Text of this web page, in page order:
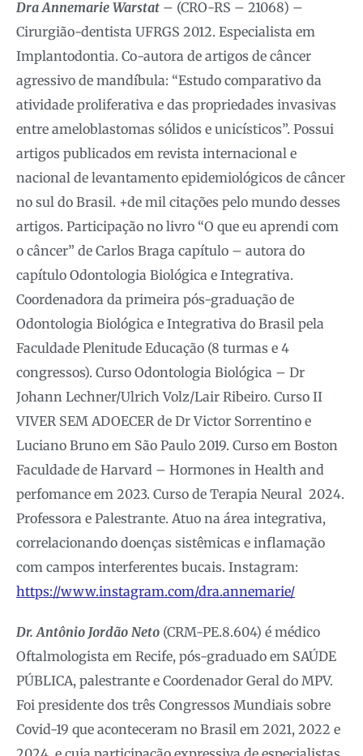
Dra Annemarie Warstat – (CRO-RS – 21068) –
Cirurgião-dentista UFRGS 2012. Especialista em
Implantodontia. Co-autora de artigos de câncer
agressivo de mandíbula: “Estudo comparativo da
atividade proliferativa e das propriedades invasivas
entre ameloblastomas sólidos e unicísticos”. Possui
artigos publicados em revista internacional e
nacional de levantamento epidemiológicos de câncer
no sul do Brasil. +de mil citações pelo mundo desses
artigos. Participação no livro “O que eu aprendi com
o câncer” de Carlos Braga capítulo – autora do
capítulo Odontologia Biológica e Integrativa.
Coordenadora da primeira pós-graduação de
Odontologia Biológica e Integrativa do Brasil pela
Faculdade Plenitude Educação (8 turmas e 4
congressos). Curso Odontologia Biológica – Dr
Johann Lechner/Ulrich Volz/Lair Ribeiro. Curso II
VIVER SEM ADOECER de Dr Victor Sorrentino e
Luciano Bruno em São Paulo 2019. Curso em Boston
Faculdade de Harvard – Hormones in Health and
perfomance em 2023. Curso de Terapia Neural 2024.
Professora e Palestrante. Atuo na área integrativa,
correlacionando doenças sistêmicas e inflamação
com campos interferentes bucais. Instagram:
https://www.instagram.com/dra.annemarie/
Dr. Antônio Jordão Neto (CRM-PE.8.604) é médico
Oftalmologista em Recife, pós-graduado em SAÚDE
PÚBLICA, palestrante e Coordenador Geral do MPV.
Foi presidente dos três Congressos Mundiais sobre
Covid-19 que aconteceram no Brasil em 2021, 2022 e